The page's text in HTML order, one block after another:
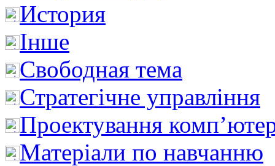
История
Інше
Свободная тема
Стратегічне управління
Проектування
Матеріали по навчанню